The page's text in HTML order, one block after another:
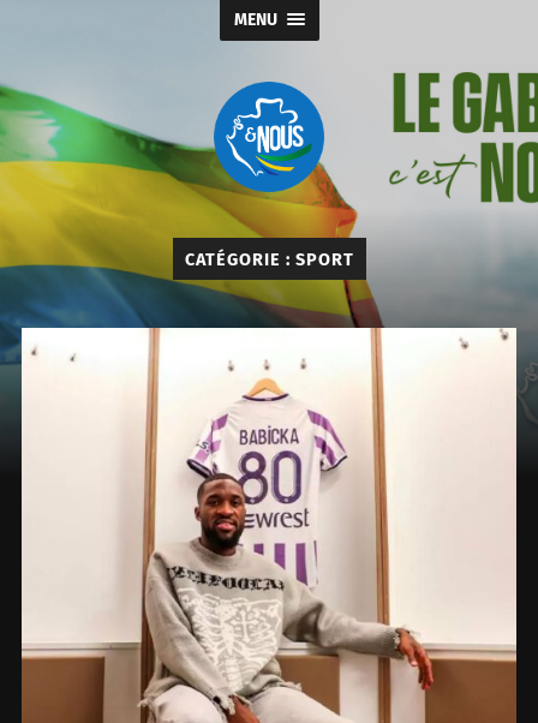
MENU
Gabon
&
nous
CATÉGORIE : SPORT